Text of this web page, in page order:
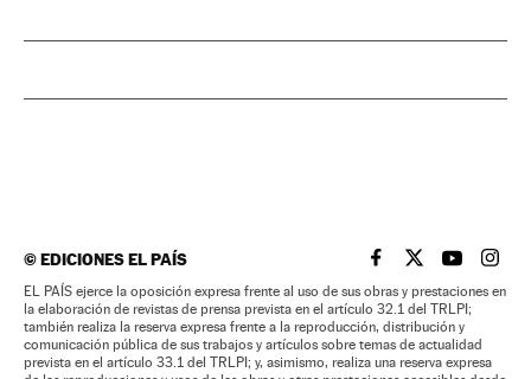
©EDICIONES EL PAÍS EL PAÍS BRASIL EN
EL PAÍSEL PAÍS
EL
EL PAÍS ejerce la oposición expresa frente al uso de sus obras y prestaciones en
la elaboración de revistas de prensa prevista en el artículo 32.1 del TRLPI;
también realiza la reserva expresa frente a la reproducción, distribución y
comunicación pública de sus trabajos y artículos sobre temas de actualidad
prevista en el artículo 33.1 del TRLPI; y, asimismo, realiza una reserva expresa